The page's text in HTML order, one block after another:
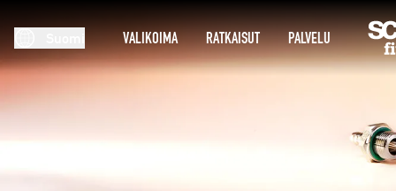
VALIKOIMA RATKAISUT PALVELU